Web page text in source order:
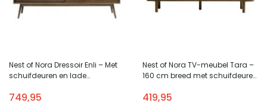
Nest of Nora Dressoir Enli – Met
schuifdeuren en lade
Smoked-oak
749,95
Nest of Nora TV-meubel Tara –
160 cm breed met schuifdeuren
419,95